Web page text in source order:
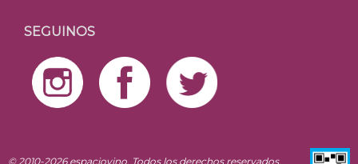
SEGUINOS
© 2010-2026 espaciovino. Todos los derechos reservados.